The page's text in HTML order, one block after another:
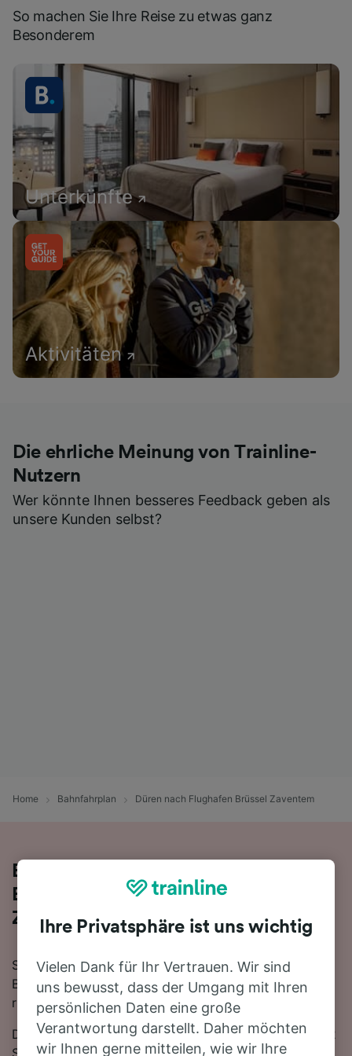
So machen Sie Ihre Reise zu etwas ganz
Besonderem
Unterkünfte
Aktivitäten
Die ehrliche Meinung von Trainline-
Nutzern
Wer könnte Ihnen besseres Feedback geben als
unsere Kunden selbst?
Home Bahnfahrplan Düren nach Flughafen Brüssel Zaventem
Bequem von Düren nach Flughafen
Brüssel Zaventem - nehmen Sie den
Zug!
Sie wollen mit dem Zug von Düren nach Flughafen
Brüssel Zaventem reisen? Dann sind Sie bei uns genau
richtig!
Die Fahrtzeit beträgt mit der schnellsten Verbindung 2
Stunden 6 Minuten. Auf der 141 km langen Strecke
Ihre Privatsphäre ist uns wichtig
Vielen Dank für Ihr Vertrauen. Wir sind
uns bewusst, dass der Umgang mit Ihren
persönlichen Daten eine große
Verantwortung darstellt. Daher möchten
wir Ihnen gerne mitteilen, wie wir Ihre